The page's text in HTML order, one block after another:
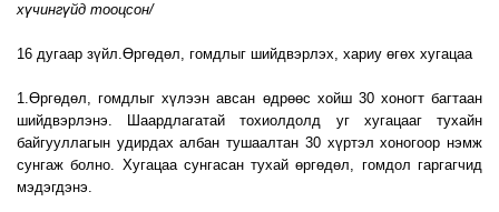
хүчингүйд тооцсон/
16 дугаар зүйл.Өргөдөл, гомдлыг шийдвэрлэх, хариу өгөх хугацаа
1.Өргөдөл, гомдлыг хүлээн авсан өдрөөс хойш 30 хоногт багтаан
шийдвэрлэнэ. Шаардлагатай тохиолдолд уг хугацааг тухайн
байгууллагын удирдах албан тушаалтан 30 хүртэл хоногоор нэмж
сунгаж болно. Хугацаа сунгасан тухай өргөдөл, гомдол гаргагчид
мэдэгдэнэ.